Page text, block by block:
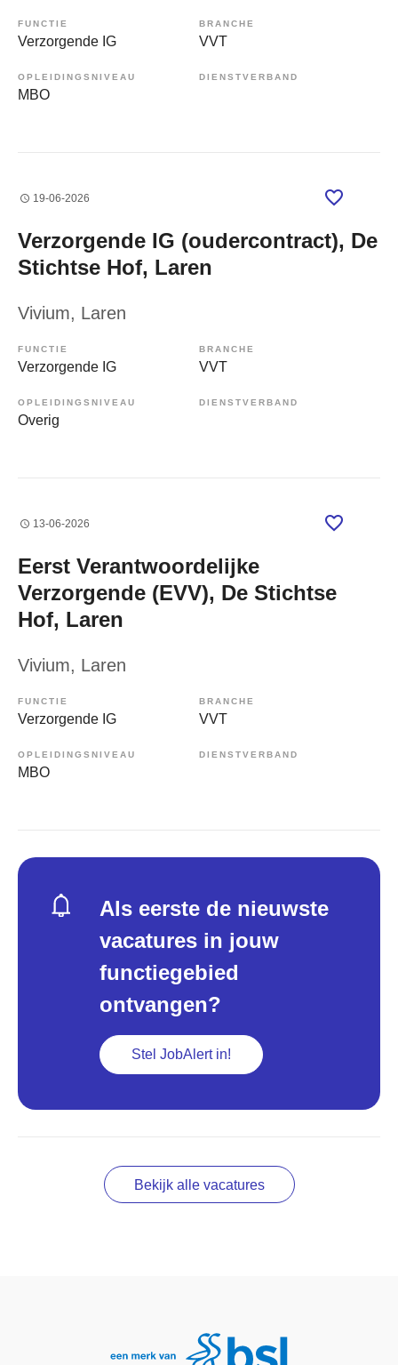
FUNCTIE
Verzorgende IG
BRANCHE
VVT
OPLEIDINGSNIVEAU
MBO
DIENSTVERBAND
19-06-2026
Verzorgende IG (oudercontract), De
Stichtse Hof, Laren
Vivium, Laren
FUNCTIE
Verzorgende IG
BRANCHE
VVT
OPLEIDINGSNIVEAU
Overig
DIENSTVERBAND
13-06-2026
Eerst Verantwoordelijke
Verzorgende (EVV), De Stichtse
Hof, Laren
Vivium, Laren
FUNCTIE
Verzorgende IG
BRANCHE
VVT
OPLEIDINGSNIVEAU
MBO
DIENSTVERBAND
Als eerste de nieuwste
vacatures in jouw
functiegebied
ontvangen?
Stel JobAlert in!
Bekijk alle vacatures